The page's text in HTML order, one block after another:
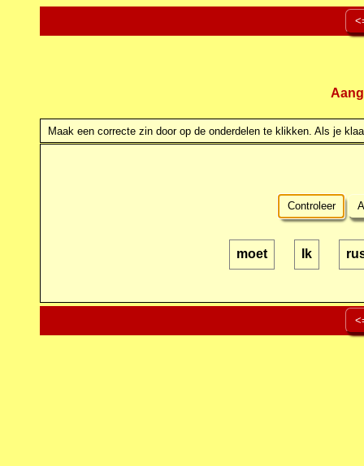
Maak een correcte zin door op de onderdelen te klikken. Als je
Controleer
moet Ik